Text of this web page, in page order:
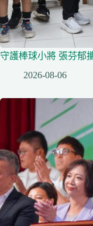
守護棒球小將 張芬郁
2026-08-06